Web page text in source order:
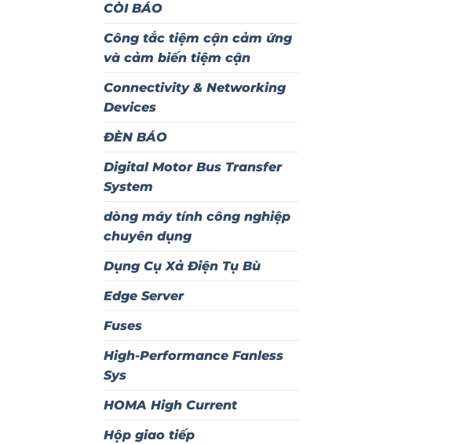
CÒI BÁO
Công tắc tiệm cận cảm ứng
và cảm biến tiệm cận
Connectivity & Networking
Devices
ĐÈN BÁO
Digital Motor Bus Transfer
System
dòng máy tính công nghiệp
chuyên dụng
Dụng Cụ Xả Điện Tụ Bù
Edge Server
Fuses
High-Performance Fanless
Sys
HOMA High Current
Hộp giao tiếp